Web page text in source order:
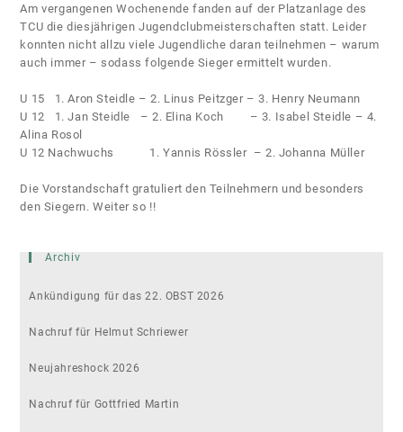
Am vergangenen Wochenende fanden auf der Platzanlage des
TCU die diesjährigen Jugendclubmeisterschaften statt. Leider
konnten nicht allzu viele Jugendliche daran teilnehmen – warum
auch immer – sodass folgende Sieger ermittelt wurden.
U 15 1. Aron Steidle – 2. Linus Peitzger – 3. Henry Neumann
U 12 1. Jan Steidle – 2. Elina Koch – 3. Isabel Steidle – 4.
Alina Rosol
U 12 Nachwuchs 1. Yannis Rössler – 2. Johanna Müller
Die Vorstandschaft gratuliert den Teilnehmern und besonders
den Siegern. Weiter so !!
Archiv
Ankündigung für das 22. OBST 2026
Nachruf für Helmut Schriewer
Neujahreshock 2026
Nachruf für Gottfried Martin